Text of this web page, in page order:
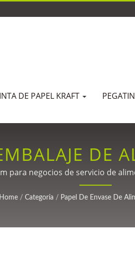
DE PAPEL KRAFT
DE
para negocios de servicio de
Home / Categoría / Papel De Envase De